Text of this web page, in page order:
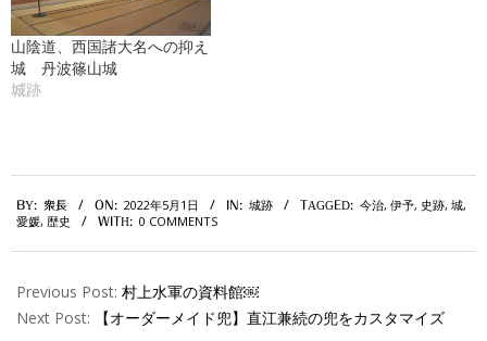
山陰道、西国諸大名への抑え
城 丹波篠山城
城跡
05-
BY: 衆長 ON: 2022年5月1日 IN: 城跡 TAGGED: 今治, 伊予, 史跡, 城,
愛媛, 歴史 WITH: 0 COMMENTS
Previous Post: 村上水軍の資料館￼
Next Post:
【オーダーメイド兜】直江兼続の兜をカスタマイズ